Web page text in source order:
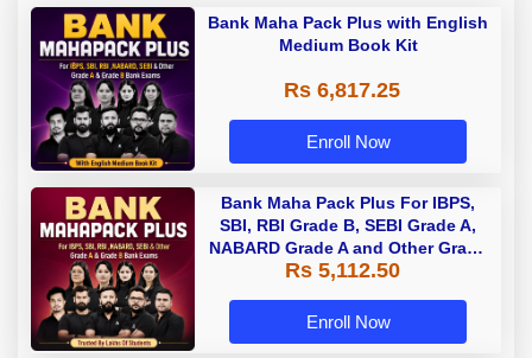
Bank Maha Pack Plus with English
Medium Book Kit
Rs 6,817.25
Enroll Now
Bank Maha Pack Plus For IBPS,
SBI, RBI Grade B, SEBI Grade A,
NABARD Grade A and Other Grade
A & Grade B Bank Exams
Rs 5,112.50
Enroll Now